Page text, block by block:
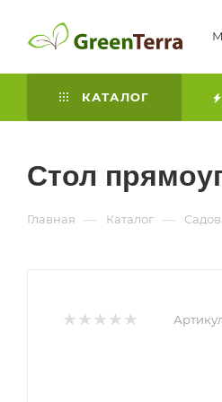
КАТАЛОГ
Стол
Главная — Каталог —